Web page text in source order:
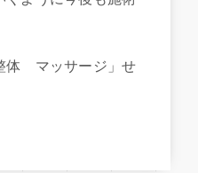
マッサージ」せ